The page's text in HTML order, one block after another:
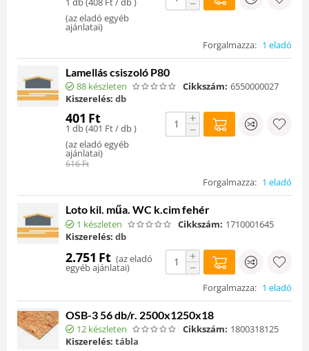
(az eladó egyéb
ajánlatai)
−
Forgalmazza: 1 eladó
Lamellás csiszoló P80
88 készleten Cikkszám: 6550000027
Kiszerelés: db
401 Ft
1 db (401 Ft/ db )
(az eladó egyéb
ajánlatai)
616Ft
+
−
Forgalmazza: 1 eladó
Loto kil. műa. WC k.cim fehér
1 készleten Cikkszám: 1710001645
Kiszerelés: db
2.751 Ft (az eladó
egyéb ajánlatai)
+
−
Forgalmazza: 1 eladó
OSB-3 56 db/r. 2500x1250x18
12 készleten Cikkszám: 1800318125
Kiszerelés: tábla